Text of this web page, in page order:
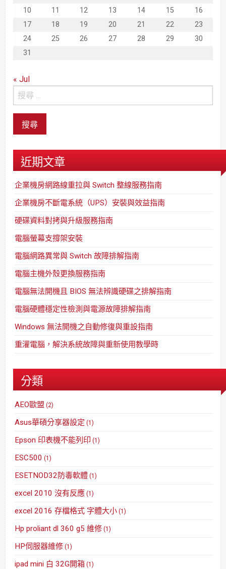
10
11 12 13 14 15
16
17
18 19 20 21 22
23
24
25 26 27 28 29
30
31
« Jul
近期文章
企業機房網路線重拉與 Switch 整線服務指南
企業機房不斷電系統（UPS）安裝與效益指南
硬碟資料對拷與升級服務指南
電腦螢幕支撐架安裝
電腦網路異常與 Switch 故障排解指南
電腦主機外殼更換服務指南
電腦無法開機且 BIOS 無法辨識硬碟之排解指南
電腦硬體穩定性檢測與電源故障排解指南
Windows 無法開機之自動修復與重設指南
重灌電腦，解決系統故障與重新使用教學時
分類
AEO歐盟 (2)
Asus華碩分享器設定 (1)
Epson 印表機不能列印 (1)
ESC500 (1)
ESETNOD32防毒軟體 (1)
excel 2010 沒有反應 (1)
excel 2016 存檔格式 字體大小 (1)
Hp proliant dl 360 g5 維修 (1)
HP伺服器維修 (1)
ipad mini 白 32G開箱 (1)